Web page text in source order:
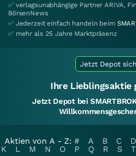
✅ verlagsunabhängige Partner ARIVA,
BörsenNews
✅ Jederzeit einfach handeln beim
✅ mehr als 25 Jahre Marktpräsenz
Jetzt Depot
Ihre Lieblingsaktie
Jetzt Depot bei
Aktien von A - Z: # A B C D
K
L M N O P Q R S T